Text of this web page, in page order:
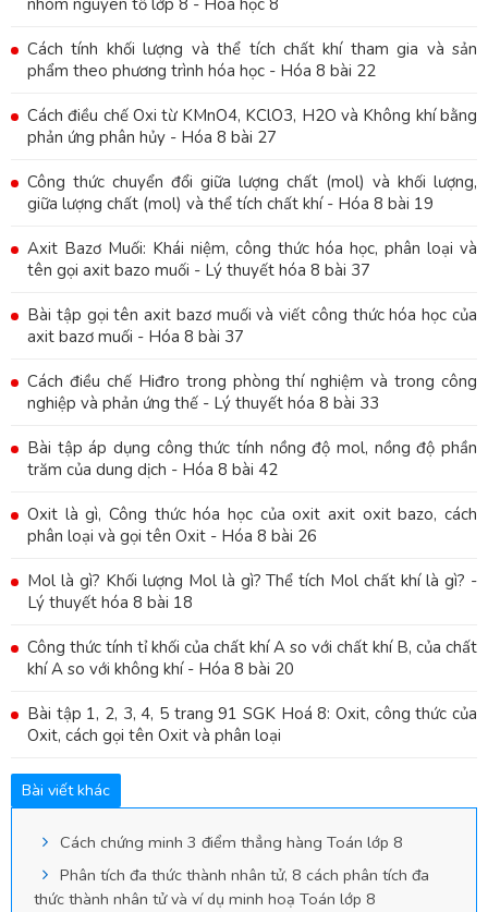
nhóm nguyên tố lớp 8 - Hóa học 8
Cách tính khối lượng và thể tích chất khí tham gia và sản
phẩm theo phương trình hóa học - Hóa 8 bài 22
Cách điều chế Oxi từ KMnO4, KClO3, H2O và Không khí bằng
phản ứng phân hủy - Hóa 8 bài 27
Công thức chuyển đổi giữa lượng chất (mol) và khối lượng,
giữa lượng chất (mol) và thể tích chất khí - Hóa 8 bài 19
Axit Bazơ Muối: Khái niệm, công thức hóa học, phân loại và
tên gọi axit bazo muối - Lý thuyết hóa 8 bài 37
Bài tập gọi tên axit bazơ muối và viết công thức hóa học của
axit bazơ muối - Hóa 8 bài 37
Cách điều chế Hiđro trong phòng thí nghiệm và trong công
nghiệp và phản ứng thế - Lý thuyết hóa 8 bài 33
Bài tập áp dụng công thức tính nồng độ mol, nồng độ phần
trăm của dung dịch - Hóa 8 bài 42
Oxit là gì, Công thức hóa học của oxit axit oxit bazo, cách
phân loại và gọi tên Oxit - Hóa 8 bài 26
Mol là gì? Khối lượng Mol là gì? Thể tích Mol chất khí là gì? -
Lý thuyết hóa 8 bài 18
Công thức tính tỉ khối của chất khí A so với chất khí B, của chất
khí A so với không khí - Hóa 8 bài 20
Bài tập 1, 2, 3, 4, 5 trang 91 SGK Hoá 8: Oxit, công thức của
Oxit, cách gọi tên Oxit và phân loại
Bài viết khác
Cách chứng minh 3 điểm thẳng hàng Toán lớp 8
Phân tích đa thức thành nhân tử, 8 cách phân tích đa
thức thành nhân tử và ví dụ minh hoạ Toán lớp 8